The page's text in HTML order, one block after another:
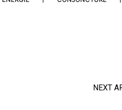
NEXT